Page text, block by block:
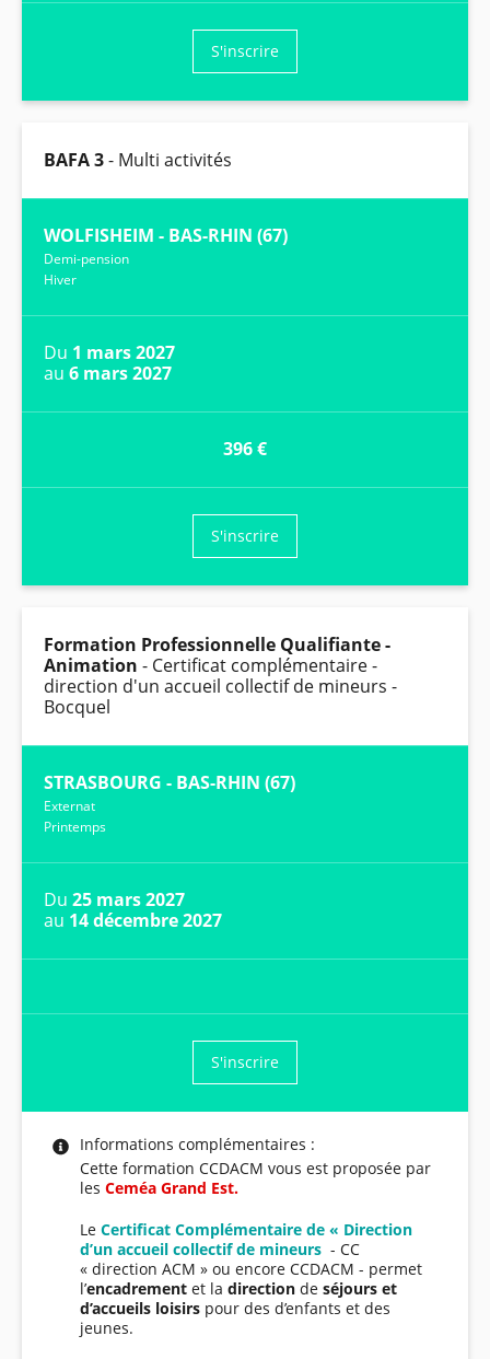
S'inscrire
BAFA 3- Multi activités
WOLFISHEIM - BAS-RHIN (67)
Demi-pension
Hiver
Du 1 mars 2027
au 6 mars 2027
396 €
S'inscrire
Formation Professionnelle Qualifiante -
Animation - Certificat complémentaire -
direction d'un accueil collectif de mineurs -
Bocquel
STRASBOURG - BAS-RHIN (67)
Externat
Printemps
Du 25 mars 2027
au 14 décembre 2027
S'inscrire
Informations complémentaires :
Cette formation CCDACM vous est proposée par
les Ceméa Grand Est.
Le Certificat Complémentaire de « Direction
d’un accueil collectif de mineurs - CC
« direction ACM » ou encore CCDACM - permet
l’encadrementet la directionde séjours et
d’accueils loisirspour des d’enfants et des
jeunes.